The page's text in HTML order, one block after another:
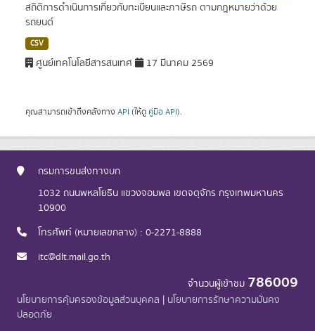
สถิติการดำเนินการเกี่ยวกับทะเบียนและภาษีรถ ตามกฎหมายว่าด้วย
รถยนต์
CSV
ศูนย์เทคโนโลยีสารสนเทศ 17 มีนาคม 2569
คุณสามารถเข้าถึงคลังทาง API (ให้ดู คู่มือ API).
กรมการขนส่งทางบก
1032 ถนนพหลโยธิน แขวงจอมพล เขตจตุจักร กรุงเทพมหานคร
10900
โทรศัพท์ (หมายเลขกลาง) : 0-2271-8888
itc@dlt.mail.go.th
จำนวนผู้เข้าชม 786009
นโยบายการคุ้มครองข้อมูลส่วนบุคคล | นโยบายการรักษาความมั่นคง
ปลอดภัย